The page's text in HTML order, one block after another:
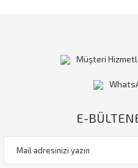
Müşteri
E-